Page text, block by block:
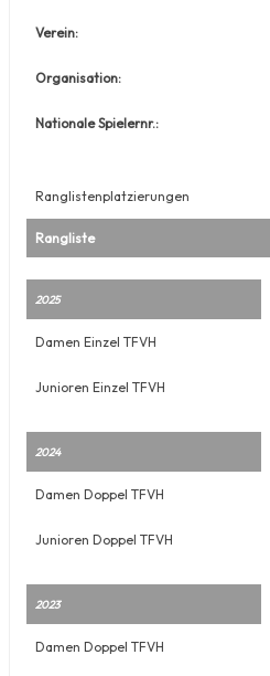
Verein:
Organisation:
Nationale Spielernr.:
Ranglistenplatzierungen
Rangliste
2025
Damen Einzel TFVH
Junioren Einzel TFVH
2024
Damen Doppel TFVH
Junioren Doppel TFVH
2023
Damen Doppel TFVH